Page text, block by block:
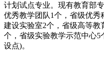
计划试点专业。现有教育部
优秀教学团队1个，省级优秀
建设实验室2个，省级高等教
个，省级实验教学示范中心5
设点)。